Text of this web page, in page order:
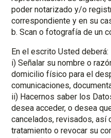
poder notarizado y/o
correspondiente y en su
b. Scan o fotografía de un
En el escrito Usted deberá:
i) Señalar su nombre o
domicilio físico para el
comunicaciones,
ii) Hacernos saber los
desea acceder, o desea
cancelados, revisados, así
tratamiento o revocar su